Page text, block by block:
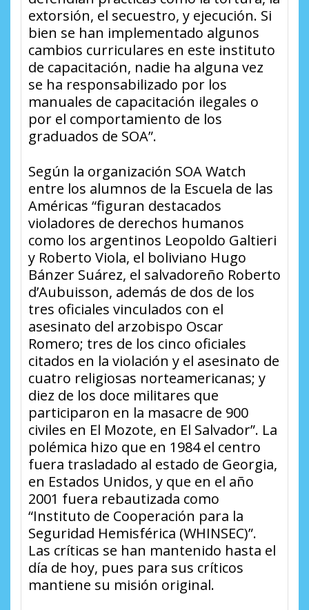
extorsión, el secuestro, y ejecución. Si
bien se han implementado algunos
cambios curriculares en este instituto
de capacitación, nadie ha alguna vez
se ha responsabilizado por los
manuales de capacitación ilegales o
por el comportamiento de los
graduados de SOA”.
Según la organización SOA Watch
entre los alumnos de la Escuela de las
Américas “figuran destacados
violadores de derechos humanos
como los argentinos Leopoldo Galtieri
y Roberto Viola, el boliviano Hugo
Bánzer Suárez, el salvadoreño Roberto
d’Aubuisson, además de dos de los
tres oficiales vinculados con el
asesinato del arzobispo Oscar
Romero; tres de los cinco oficiales
citados en la violación y el asesinato de
cuatro religiosas norteamericanas; y
diez de los doce militares que
participaron en la masacre de 900
civiles en El Mozote, en El Salvador”. La
polémica hizo que en 1984 el centro
fuera trasladado al estado de Georgia,
en Estados Unidos, y que en el año
2001 fuera rebautizada como
“Instituto de Cooperación para la
Seguridad Hemisférica (WHINSEC)”.
Las críticas se han mantenido hasta el
día de hoy, pues para sus críticos
mantiene su misión original.